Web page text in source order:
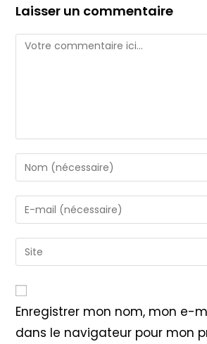
Laisser un commentaire
Comment
Enter
your
name
or
to
comment
Enter
your
email
address
Saisir
l’URL
votre
site
(facultatif)
Enregistrer mon nom, mon e-
dans le navigateur pour mon